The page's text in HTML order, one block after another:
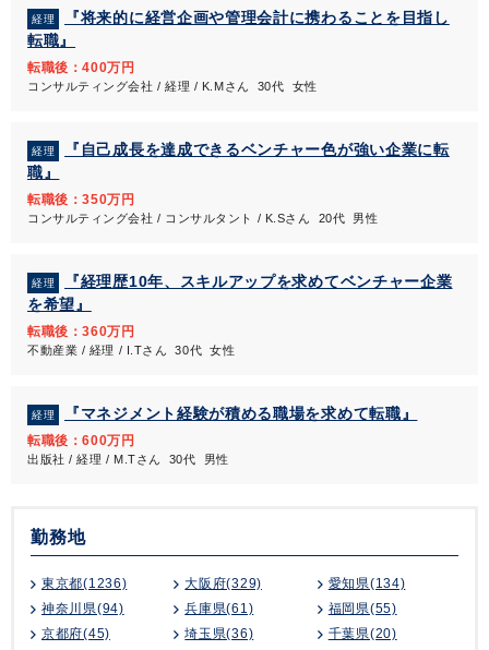
経理
『将来的に経営企画や管理会計に携わることを目指し
転職』
転職後：400万円
コンサルティング会社 / 経理 / K.Mさん 30代 女性
経理
『自己成長を達成できるベンチャー色が強い企業に転
職』
転職後：350万円
コンサルティング会社 / コンサルタント / K.Sさん 20代 男性
経理
『経理歴10年、スキルアップを求めてベンチャー企業
を希望』
転職後：360万円
不動産業 / 経理 / I.Tさん 30代 女性
経理 『マネジメント経験が積める職場を求めて転職』
転職後：600万円
出版社 / 経理 / M.Tさん 30代 男性
勤務地
東京都(1236) 大阪府(329)
愛知県(134)
神奈川県(94)
兵庫県(61)
福岡県(55)
京都府(45)
埼玉県(36)
千葉県(20)